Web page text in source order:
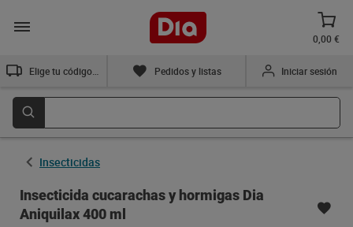
0,00 €
Pedidos y listas Iniciar sesión
Insecticidas
Insecticida cucarachas y hormigas Dia
Aniquilax 400 ml